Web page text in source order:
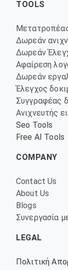
TOOLS
Δωρεάν
Δωρεάν
Αφαίρεση
Δωρεάν
Έλεγχος
Συγγραφέας
Ανιχνευτής
Seo Tools
Free AI Tools
COMPANY
Contact Us
About Us
Blogs
Συνεργασία
LEGAL
Πολιτική